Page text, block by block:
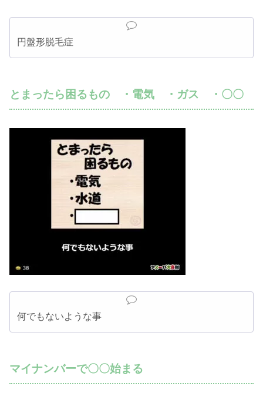
円盤形脱毛症
とまったら困るもの ・電気 ・ガス ・〇〇
何でもないような事
マイナンバーで〇〇始まる